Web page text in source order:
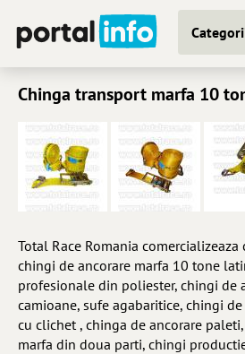
Chinga transport marfa 10
Total Race Romania
chingi de ancorare marfa 10 tone
profesionale din poliester, chingi de
camioane, sufe agabaritice, chingi
cu clichet , chinga de ancorare
marfa din doua parti, chingi